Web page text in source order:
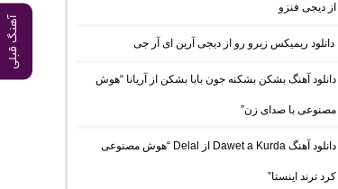
آهنگ قبلی
از دیجی فنزو
دانلود ریمیکس زیرو رو از دیجی آرین ای آر جی
دانلود آهنگ بشکن بشکنه جون بابا بشکن از آریانا “هوش
مصنوعی با صدای زن”
دانلود آهنگ Dawet a Kurda از Delal “هوش مصنوعی
کرد ترند اینستا”